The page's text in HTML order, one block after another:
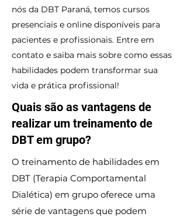
nós da DBT Paraná, temos cursos
presenciais e online disponíveis para
pacientes e profissionais. Entre em
contato e saiba mais sobre como essas
habilidades podem transformar sua
vida e prática profissional!
Quais são as vantagens de
realizar um treinamento de
DBT em grupo?
O treinamento de habilidades em
DBT (Terapia Comportamental
Dialética) em grupo oferece uma
série de vantagens que podem